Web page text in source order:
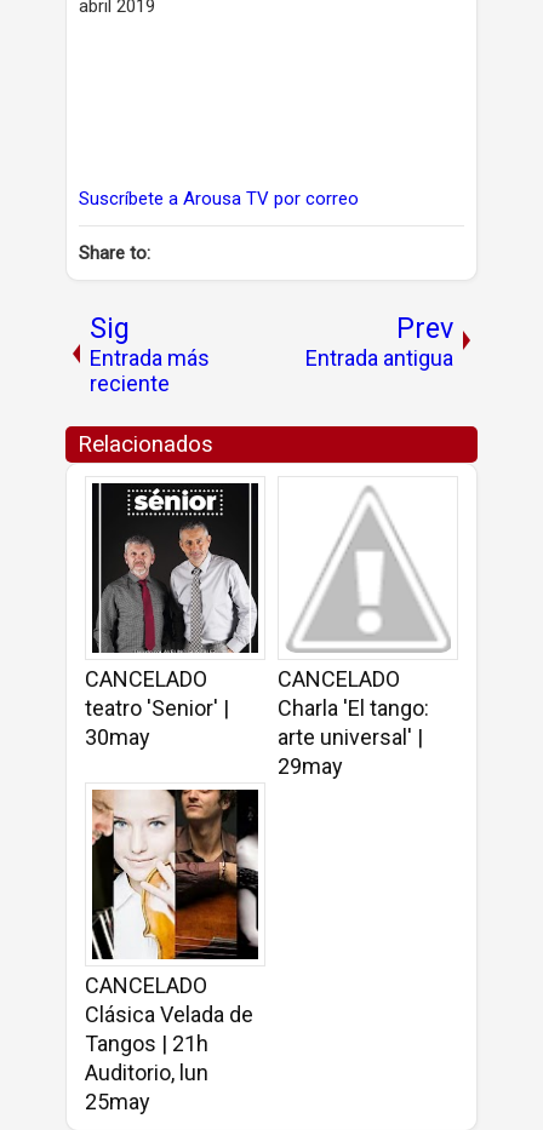
abril 2019
Suscríbete a Arousa TV por correo
Share to:
Sig
Entrada más
reciente
Prev
Entrada antigua
Relacionados
CANCELADO
teatro 'Senior' |
30may
CANCELADO
Charla 'El tango:
arte universal' |
29may
CANCELADO
Clásica Velada de
Tangos | 21h
Auditorio, lun
25may